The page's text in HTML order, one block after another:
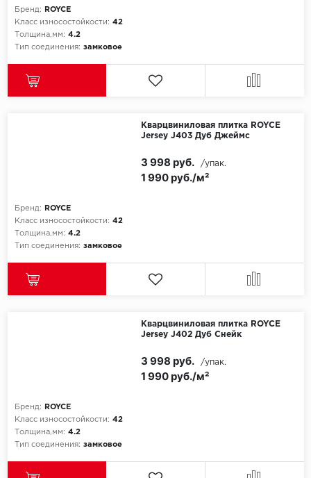
Бренд:
ROYCE
Класс износостойкости: 42
Толщина,мм: 4.2
Тип соединения: замковое
Кварцвиниловая плитка ROYCE
Jersey J403 Дуб Джеймс
Бренд:
ROYCE
Класс износостойкости: 42
Толщина,мм: 4.2
Тип соединения: замковое
1 990 руб./м²
3 998 руб. /упак.
Кварцвиниловая плитка ROYCE
Jersey J402 Дуб Снейк
Бренд:
ROYCE
Класс износостойкости: 42
Толщина,мм: 4.2
Тип соединения: замковое
1 990 руб./м²
3 998 руб. /упак.